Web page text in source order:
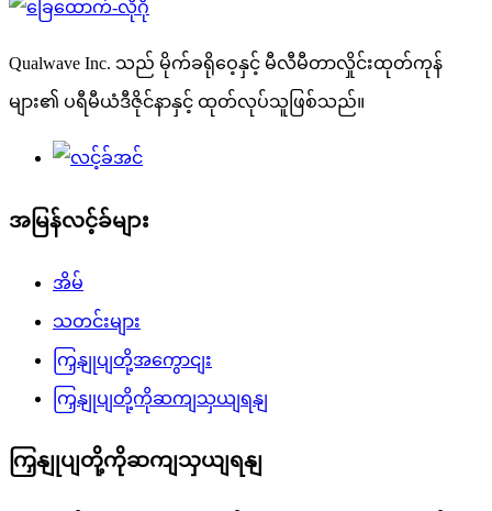
Qualwave Inc. သည် မိုက်ခရိုဝေ့နှင့် မီလီမီတာလှိုင်းထုတ်ကုန်
များ၏ ပရီမီယံဒီဇိုင်နာနှင့် ထုတ်လုပ်သူဖြစ်သည်။
အမြန်လင့်ခ်များ
အိမ်
သတင်းများ
ကြှနျုပျတို့အကွောငျး
ကြှနျုပျတို့ကိုဆကျသှယျရနျ
ကြှနျုပျတို့ကိုဆကျသှယျရနျ